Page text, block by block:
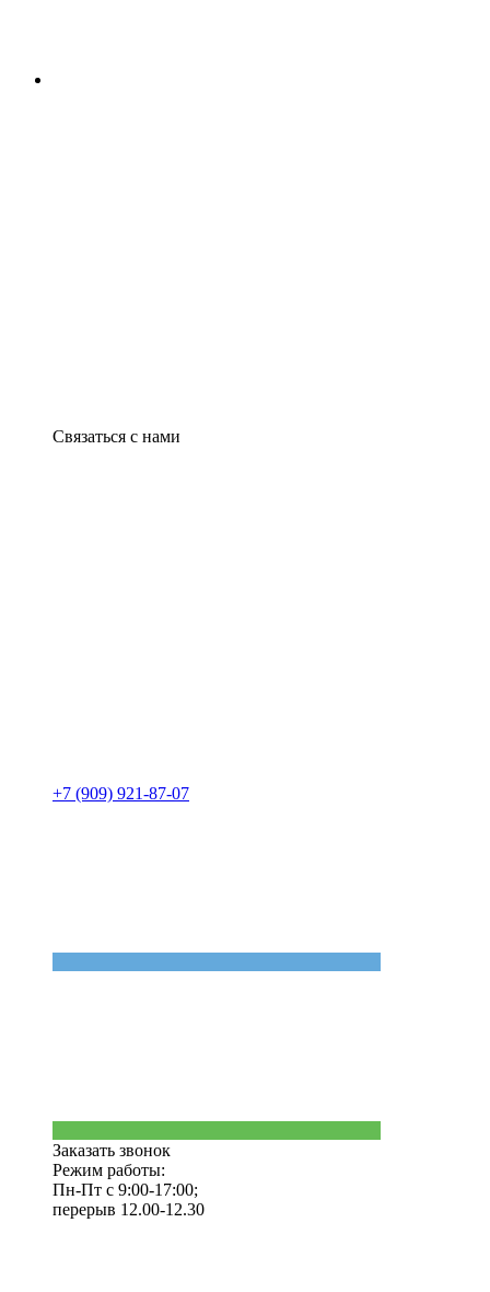
Связаться с нами
+7 (909) 921-87-07
Заказать звонок
Режим работы:
Пн-Пт с 9:00-17:00;
перерыв 12.00-12.30